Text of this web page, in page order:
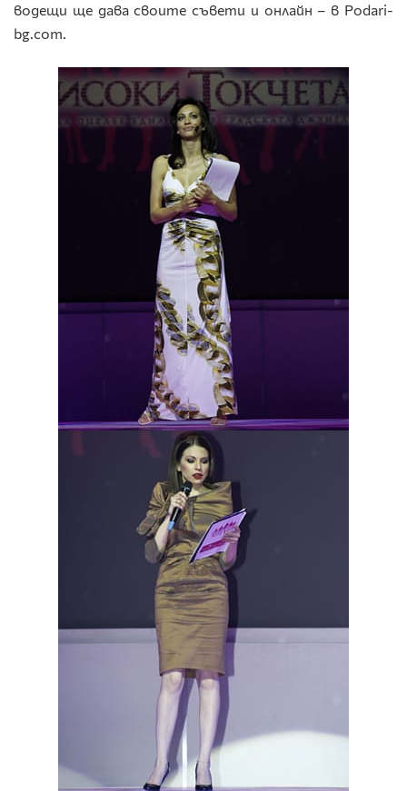
водещи ще дава своите съвети и онлайн – в Podari-
bg.com.